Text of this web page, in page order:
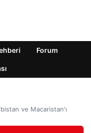
Forum
ve Macaristan'ı